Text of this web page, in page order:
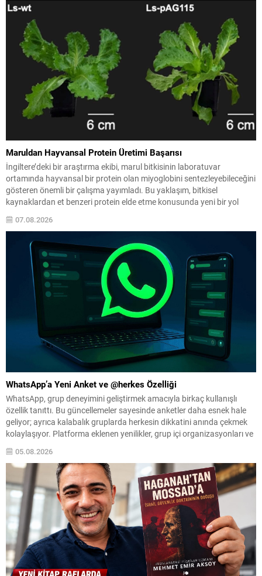
Maruldan Hayvansal Protein Üretimi Başarısı
İngiltere’deki bir araştırma ekibi, marul bitkisinin laboratuvar
ortamında hayvansal bir protein olan miyoglobini sentezleyebileceğini
gösteren önemli bir çalışma yayımladı. Bu yaklaşım, bitkisel
kaynaklardan et benzeri protein elde etme konusunda yeni bir yol
açıyor. Araştırmada, domuz miyoglobin genleri marul ve tütün
kloroplastlarına aktarılırken bitkilere herhangi bir fotosentez
07.08.2026
WhatsApp’a Yeni Anket ve @herkes Özelliği
WhatsApp, grup deneyimini geliştirmek amacıyla birkaç kullanışlı
özellik tanıttı. Bu güncellemeler sayesinde anketler daha esnek hale
geliyor; ayrıca kalabalık gruplarda herkesin dikkatini anında çekmek
kolaylaşıyor. Platforma eklenen yenilikler, grup içi organizasyonları ve
değişiklikler ve kullanım notları özetlenmiştir. Anketlerde esneklik ve...
05.08.2026